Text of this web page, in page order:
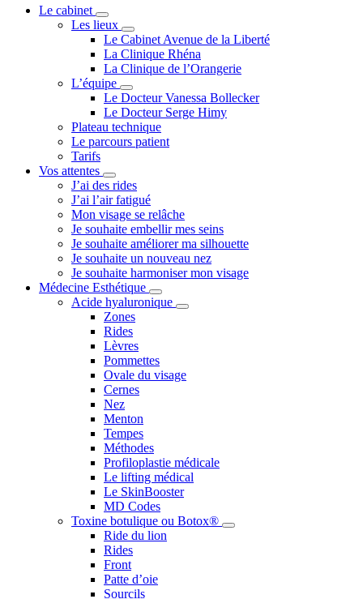
Le cabinet
Les lieux
Le Cabinet Avenue de la Liberté
La Clinique Rhéna
La Clinique de l’Orangerie
L’équipe
Le Docteur Vanessa Bollecker
Le Docteur Serge Himy
Plateau technique
Le parcours patient
Tarifs
Vos attentes
J’ai des rides
J’ai l’air fatigué
Mon visage se relâche
Je souhaite embellir mes seins
Je souhaite améliorer ma silhouette
Je souhaite un nouveau nez
Je souhaite harmoniser mon visage
Médecine Esthétique
Acide hyaluronique
Zones
Rides
Lèvres
Pommettes
Ovale du visage
Cernes
Nez
Menton
Tempes
Méthodes
Profiloplastie médicale
Le lifting médical
Le SkinBooster
MD Codes
Toxine botulique ou Botox®
Ride du lion
Rides
Front
Patte d’oie
Sourcils